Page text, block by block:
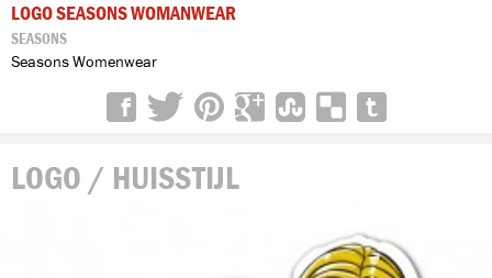
LOGO SEASONS WOMANWEAR
SEASONS
Seasons Womenwear
LOGO / HUISSTIJL